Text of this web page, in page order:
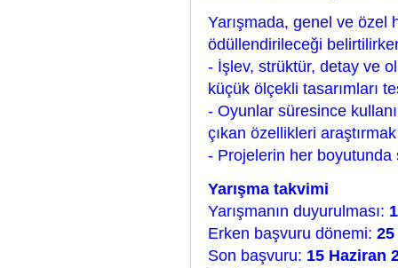
Yarışmada, genel ve özel
ödüllendirileceği
- İşlev, strüktür, detay ve
küçük ölçekli tasarımları
- Oyunlar süresince
çıkan özellikleri
- Projelerin her boyutunda
Yarışma takvimi
Yarışmanın duyurulması:
Erken başvuru dönemi: 25
Son başvuru: 15 Haziran